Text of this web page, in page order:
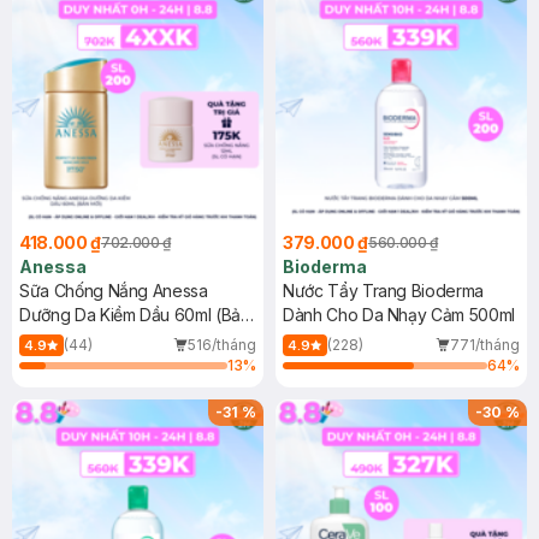
418.000 ₫702.000 ₫
Anessa
Sữa Chống Nắng Anessa
Dưỡng Da Kiềm Dầu 60ml (Bản
Mới)
4.9 (44)
516/tháng
13%
379.000 ₫560.000 ₫
Bioderma
Nước Tẩy Trang Bioderma
Dành Cho Da Nhạy Cảm 500ml
4.9 (228)
771/tháng
64%
-31% -30%